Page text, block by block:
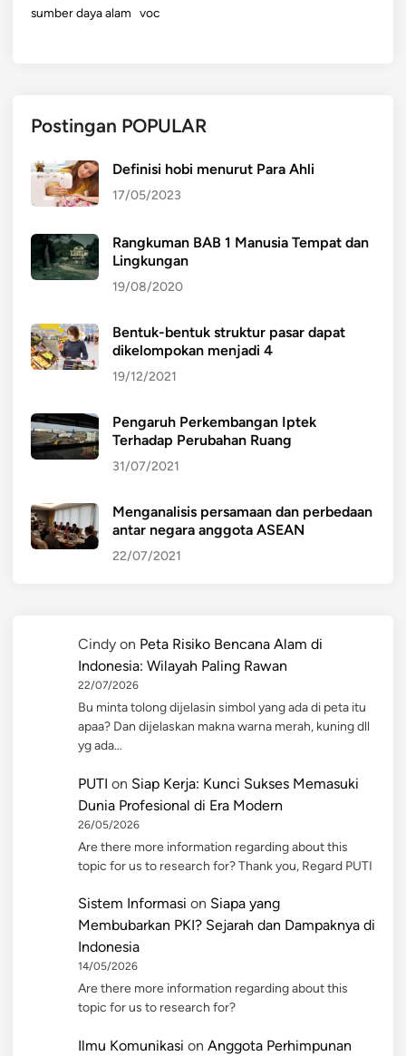
sumber daya alam voc
Postingan POPULAR
Definisi hobi menurut Para Ahli
17/05/2023
Rangkuman BAB 1 Manusia Tempat dan
Lingkungan
19/08/2020
Bentuk-bentuk struktur pasar dapat
dikelompokan menjadi 4
19/12/2021
Pengaruh Perkembangan Iptek
Terhadap Perubahan Ruang
31/07/2021
Menganalisis persamaan dan perbedaan
antar negara anggota ASEAN
22/07/2021
Cindy on Peta Risiko Bencana Alam di
Indonesia: Wilayah Paling Rawan
22/07/2026
Bu minta tolong dijelasin simbol yang ada di peta itu
apaa? Dan dijelaskan makna warna merah, kuning dll
yg ada…
PUTI on Siap Kerja: Kunci Sukses Memasuki
Dunia Profesional di Era Modern
26/05/2026
Are there more information regarding about this
topic for us to research for? Thank you, Regard PUTI
Sistem Informasi on Siapa yang
Membubarkan PKI? Sejarah dan Dampaknya di
Indonesia
14/05/2026
Are there more information regarding about this
topic for us to research for?
Ilmu Komunikasi on Anggota Perhimpunan